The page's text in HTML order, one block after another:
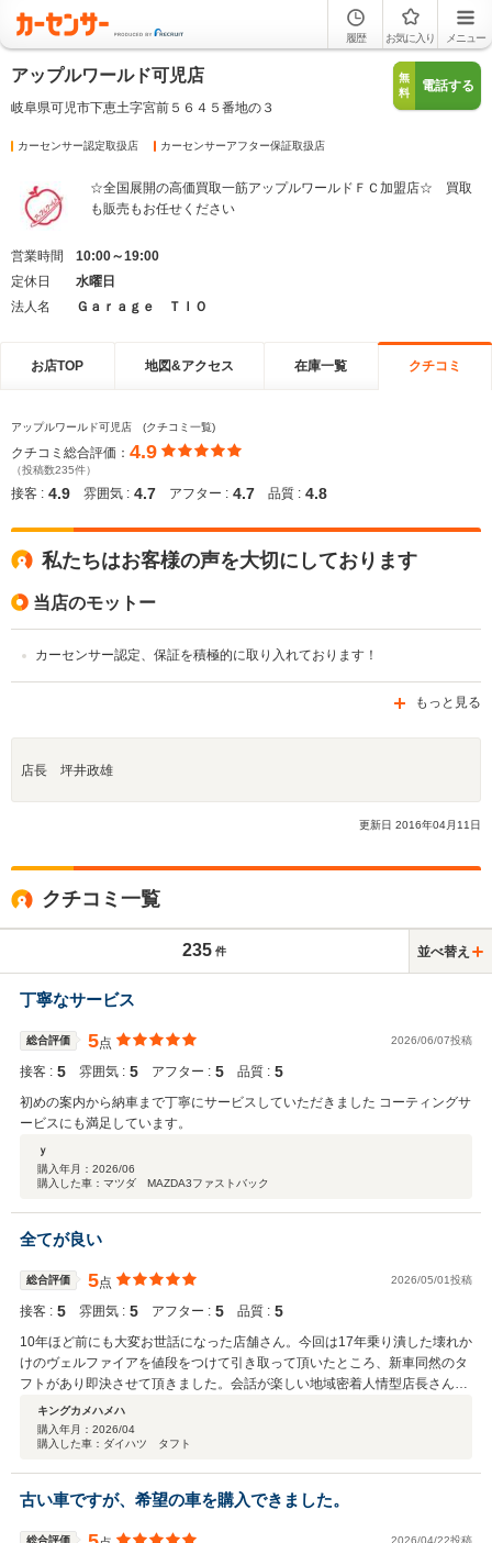
履歴 お気に入り メニュー
アップルワールド可児店
岐阜県可児市下恵土字宮前５６４５番地の３
無
料
電話する
カーセンサー認定取扱店 カーセンサーアフター保証取扱店
☆全国展開の高価買取一筋アップルワールドＦＣ加盟店☆ 買取
も販売もお任せください
営業時間
10:00～19:00
定休日
水曜日
法人名
Ｇａｒａｇｅ ＴＩＯ
お店TOP 地図&アクセス 在庫一覧 クチコミ
アップルワールド可児店 (クチコミ一覧)
クチコミ総合評価： 4.9
（投稿数235件）
接客 : 4.9 雰囲気 : 4.7 アフター : 4.7 品質 : 4.8
私たちはお客様の声を大切にしております
当店のモットー
カーセンサー認定、保証を積極的に取り入れております！
もっと見る
店長 坪井政雄
更新日 2016年04月 11 日
クチコミ一覧
235 件 並べ替え
丁寧なサービス
総合評価 5点 2026/06/07投稿
接客 : 5 雰囲気 : 5 アフター : 5 品質 : 5
初めの案内から納車まで丁寧にサービスしていただきました コーティングサ
ービスにも満足しています。
ｙ
購入年月： 2026/06
購入した車：マツダ MAZDA3ファストバック
全てが良い
総合評価 5点 2026/05/01投稿
接客 : 5 雰囲気 : 5 アフター : 5 品質 : 5
10年ほど前にも大変お世話になった店舗さん。今回は17年乗り潰した壊れか
けのヴェルファイアを値段をつけて引き取って頂いたところ、新車同然のタ
フトがあり即決させて頂きました。会話が楽しい地域密着人情型店長さんと
従業員さんで時間があっという間に過ぎますし、お客の立場で対応してくれ
痒いところも手を伸ばしてくれるそんな方です。車検や点検でまたお世話に
なりたいと思います。
キングカメハメハ
購入年月： 2026/04
購入した車：ダイハツ タフト
古い車ですが、希望の車を購入できました。
総合評価 2026/04/22投稿